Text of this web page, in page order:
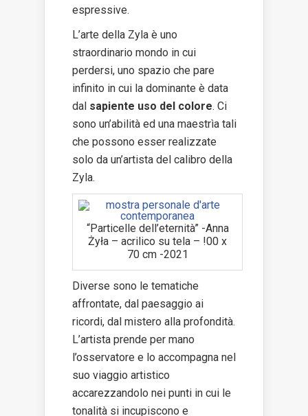
espressive.
L’arte della Zyla è uno
straordinario mondo in cui
perdersi, uno spazio che pare
infinito in cui la dominante è data
dal sapiente uso del colore. Ci
sono un’abilità ed una maestrìa tali
che possono esser realizzate
solo da un’artista del calibro della
Zyla.
“Particelle dell’eternità” -Anna
Żyła – acrilico su tela – !00 x
70 cm -2021
Diverse sono le tematiche
affrontate, dal paesaggio ai
ricordi, dal mistero alla profondità.
L’artista prende per mano
l’osservatore e lo accompagna nel
suo viaggio artistico
accarezzandolo nei punti in cui le
tonalità si incupiscono e